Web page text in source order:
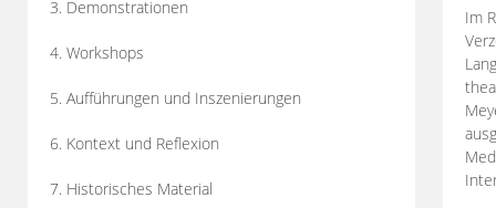
3. Demonstrationen
4. Workshops
5. Aufführungen und Inszenierungen
6. Kontext und Reflexion
7. Historisches Material
Im